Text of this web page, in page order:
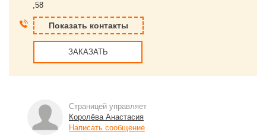
,58
Показать контакты
ЗАКАЗАТЬ
Страницей управляет
Королёва Анастасия
Написать сообщение